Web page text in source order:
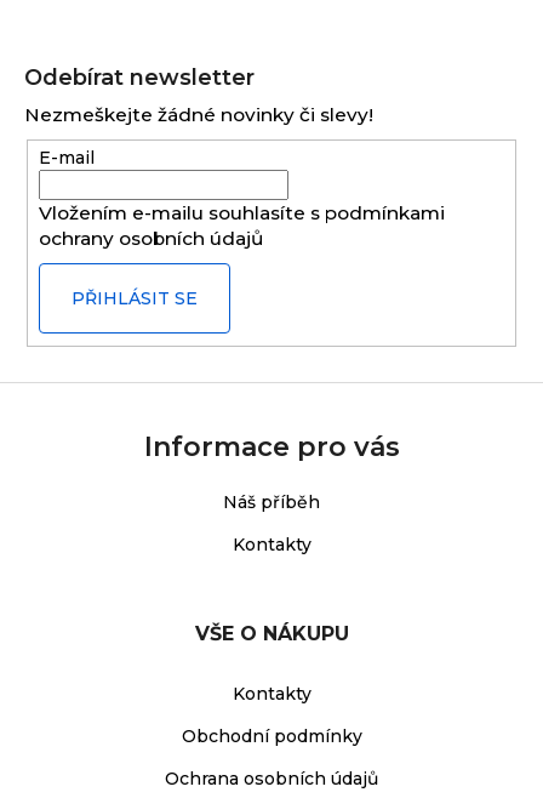
Odebírat newsletter
Nezmeškejte žádné novinky či slevy!
E-mail
Vložením e-mailu souhlasíte s podmínkami
ochrany osobních údajů
PŘIHLÁSIT SE
Informace pro vás
Náš příběh
Kontakty
VŠE O NÁKUPU
Kontakty
Obchodní podmínky
Ochrana osobních údajů